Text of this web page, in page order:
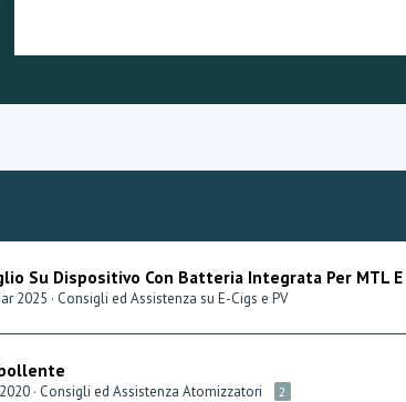
Su Dispositivo Con Batteria Integrata Per MTL E
2025 Consigli ed Assistenza su E-Cigs e PV
Consigli ed Assistenza Atomizzatori 2